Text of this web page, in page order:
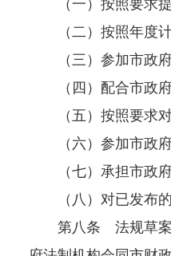
者增加其义
第六条
（一）
（二）
（三）
（四）
（五）
（六）